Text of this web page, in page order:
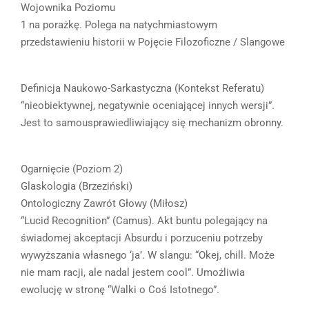
Wojownika Poziomu
1 na porażkę. Polega na natychmiastowym
przedstawieniu historii w Pojęcie Filozoficzne / Slangowe
Definicja Naukowo-Sarkastyczna (Kontekst Referatu)
“nieobiektywnej, negatywnie oceniającej innych wersji”.
Jest to samousprawiedliwiający się mechanizm obronny.
Ogarnięcie (Poziom 2)
Glaskologia (Brzeziński)
Ontologiczny Zawrót Głowy (Miłosz)
“Lucid Recognition” (Camus). Akt buntu polegający na
świadomej akceptacji Absurdu i porzuceniu potrzeby
wywyższania własnego ‘ja’. W slangu: “Okej, chill. Może
nie mam racji, ale nadal jestem cool”. Umożliwia
ewolucję w stronę “Walki o Coś Istotnego”.